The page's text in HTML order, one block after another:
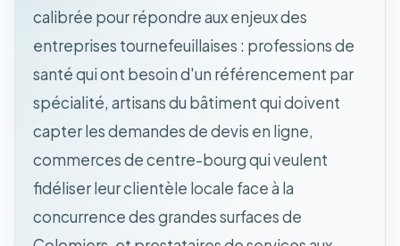
calibrée pour répondre aux enjeux des
entreprises tournefeuillaises : professions de
santé qui ont besoin d'un référencement par
spécialité, artisans du bâtiment qui doivent
capter les demandes de devis en ligne,
commerces de centre-bourg qui veulent
fidéliser leur clientèle locale face à la
concurrence des grandes surfaces de